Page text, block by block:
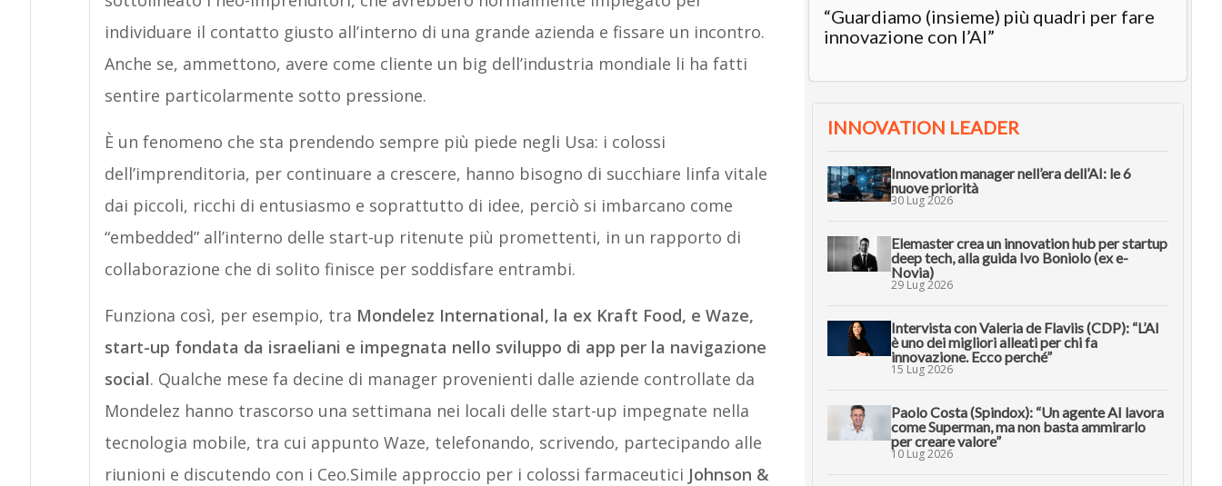
individuare il contatto giusto all’interno di una grande azienda e fissare un incontro.
Anche se, ammettono, avere come cliente un big dell’industria mondiale li ha fatti
sentire particolarmente sotto pressione.
È un fenomeno che sta prendendo sempre più piede negli Usa: i colossi
dell’imprenditoria, per continuare a crescere, hanno bisogno di succhiare linfa vitale
dai piccoli, ricchi di entusiasmo e soprattutto di idee, perciò si imbarcano come
“embedded” all’interno delle start-up ritenute più promettenti, in un rapporto di
collaborazione che di solito finisce per soddisfare entrambi.
Funziona così, per esempio, tra Mondelez International, la ex Kraft Food, e Waze,
start-up fondata da israeliani e impegnata nello sviluppo di app per la navigazione
social. Qualche mese fa decine di manager provenienti dalle aziende controllate da
Mondelez hanno trascorso una settimana nei locali delle start-up impegnate nella
tecnologia mobile, tra cui appunto Waze, telefonando, scrivendo, partecipando alle
riunioni e discutendo con i Ceo.Simile approccio per i colossi farmaceutici Johnson &
“Guardiamo (insieme) più quadri per fare
innovazione con l’AI”
INNOVATION LEADER
Innovation manager nell’era dell’AI: le 6
nuove priorità
30 Lug 2026
Elemaster crea un innovation hub per startup
deep tech, alla guida Ivo Boniolo (ex e-
Novia)
29 Lug 2026
Intervista con Valeria de Flaviis (CDP): “L’AI
è uno dei migliori alleati per chi fa
innovazione. Ecco perché”
15 Lug 2026
Paolo Costa (Spindox): “Un agente AI lavora
come Superman, ma non basta ammirarlo
per creare valore”
10 Lug 2026